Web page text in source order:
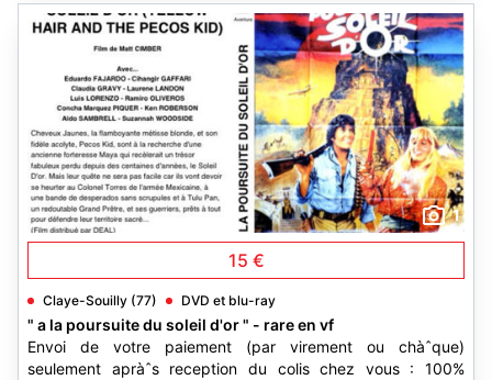
1
15 €
Claye-Souilly (77) DVD et blu-ray
" a la poursuite du soleil d'or " - rare en vf
Envoi de votre paiement (par virement ou chàˆque)
seulement apràˆs reception du colis chez vous : 100%